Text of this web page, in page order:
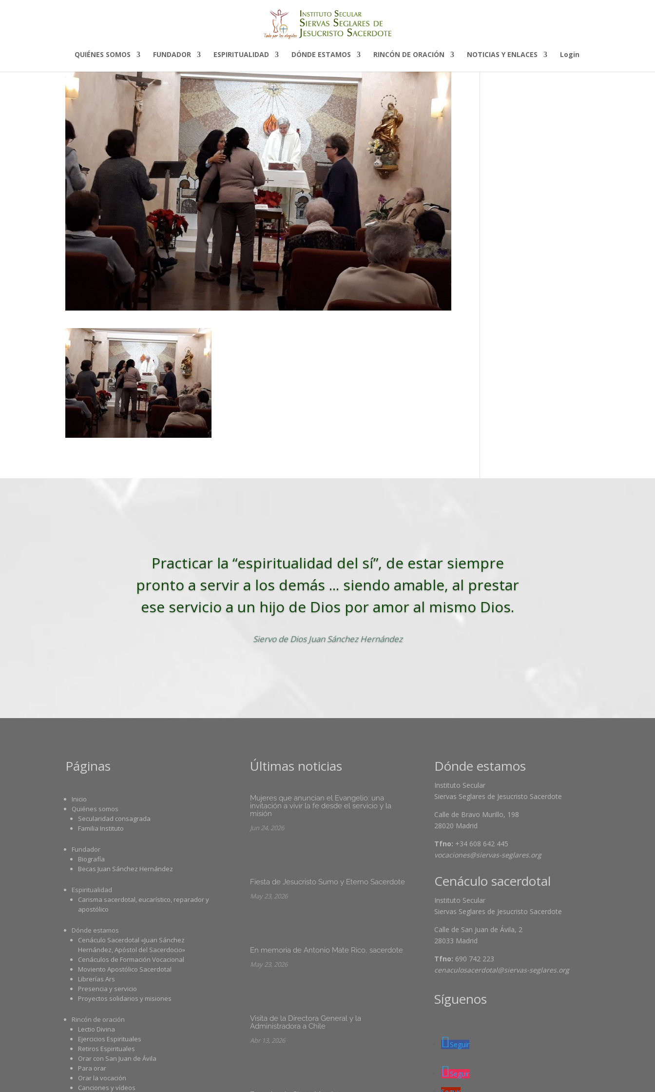
QUIÉNES SOMOS FUNDADOR ESPIRITUALIDAD DÓNDE ESTAMOS RINCÓN DE ORACIÓN NOTICIAS Y ENLACES Login
poradmin| Ene 5, 2020
Practicar la “espiritualidad del sí”, de estar siempre
pronto a servir a los demás ... siendo amable, al prestar
ese servicio a un hijo de Dios por amor al mismo Dios.
Siervo de Dios Juan Sánchez Hernández
Páginas
Inicio
Quiénes somos
Secularidad consagrada
Familia Instituto
Fundador
Biografía
Becas Juan Sánchez Hernández
Espiritualidad
Carisma sacerdotal, eucarístico, reparador y
apostólico
Dónde estamos
Cenáculo Sacerdotal «Juan Sánchez
Hernández, Apóstol del Sacerdocio»
Cenáculos de Formación Vocacional
Moviento Apostólico Sacerdotal
Librerías Ars
Presencia y servicio
Proyectos solidarios y misiones
Rincón de oración
Lectio Divina
Ejercicios Espirituales
Retiros Espirituales
Orar con San Juan de Ávila
Para orar
Orar la vocación
Canciones y vídeos
Últimas noticias
Mujeres que anuncian el Evangelio: una
invitación a vivir la fe desde el servicio y la
misión
Jun 24, 2026
Fiesta de Jesucristo Sumo y Eterno Sacerdote
May 23, 2026
En memoria de Antonio Mate Rico, sacerdote
May 23, 2026
Visita de la Directora General y la
Administradora a Chile
Abr 13, 2026
Dónde estamos
Instituto Secular
Siervas Seglares de Jesucristo Sacerdote
Calle de Bravo Murillo, 198
28020 Madrid
Tfno: +34 608 642 445
vocaciones@siervas-seglares.org
Cenáculo sacerdotal
Instituto Secular
Siervas Seglares de Jesucristo Sacerdote
Calle de San Juan de Ávila, 2
28033 Madrid
Tfno: 690 742 223
cenaculosacerdotal@siervas-seglares.org
Síguenos
Seguir
Seguir